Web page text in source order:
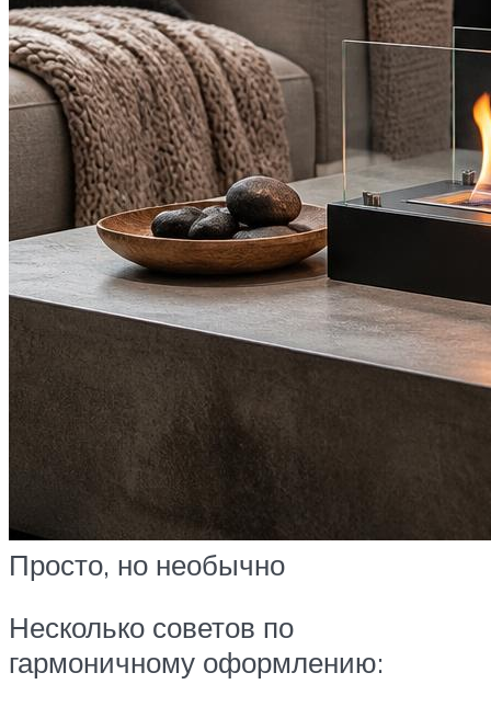
Просто, но необычно
Несколько советов по
гармоничному оформлению: